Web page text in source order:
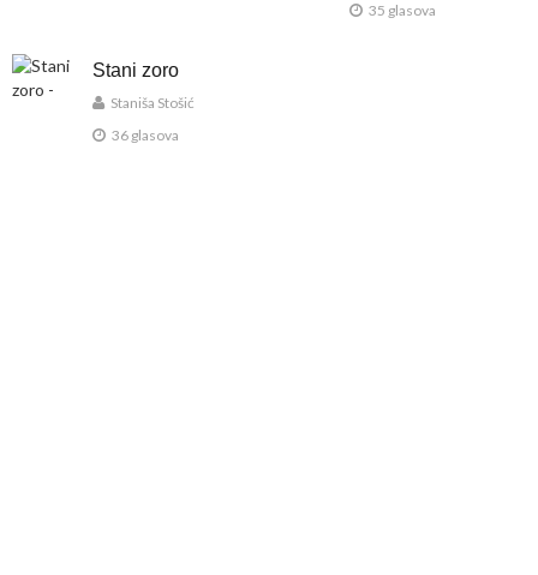
35 glasova
Stani zoro
Staniša Stošić
36 glasova